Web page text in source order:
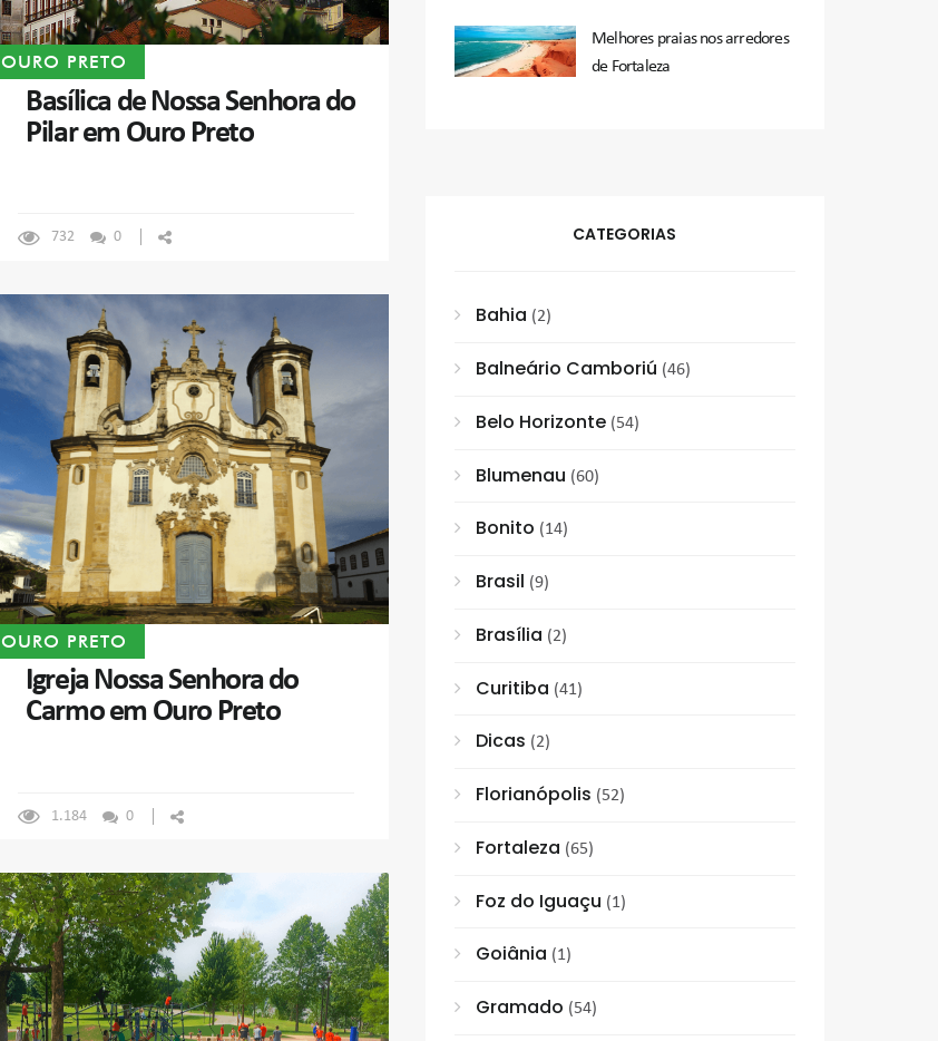
OURO PRETO
Basílica de Nossa Senhora do
Pilar em Ouro Preto
732 0
OURO PRETO
Igreja Nossa Senhora do
Carmo em Ouro Preto
1.184 0
Melhores praias nos arredores
de Fortaleza
CATEGORIAS
Bahia (2)
Balneário Camboriú (46)
Belo Horizonte (54)
Blumenau (60)
Bonito (14)
Brasil (9)
Brasília (2)
Curitiba (41)
Dicas (2)
Florianópolis (52)
Fortaleza (65)
Foz do Iguaçu (1)
Goiânia (1)
Gramado (54)